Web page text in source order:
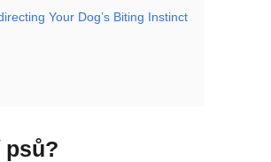
Your Dog’s Biting Instinct
psů?